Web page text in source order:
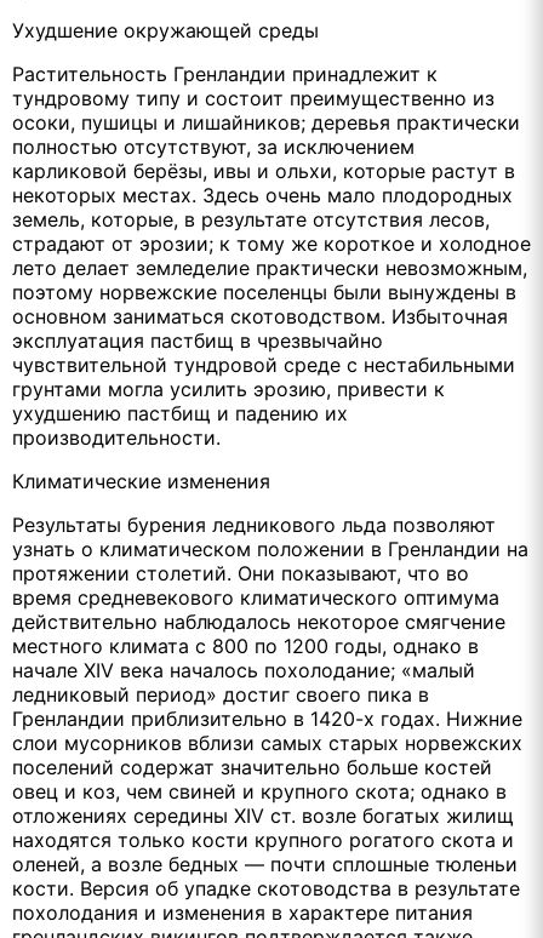
Ухудшение окружающей среды
Растительность Гренландии принадлежит к
тундровому типу и состоит преимущественно из
осоки, пушицы и лишайников; деревья практически
полностью отсутствуют, за исключением
карликовой берёзы, ивы и ольхи, которые растут в
некоторых местах. Здесь очень мало плодородных
земель, которые, в результате отсутствия лесов,
страдают от эрозии; к тому же короткое и холодное
лето делает земледелие практически невозможным,
поэтому норвежские поселенцы были вынуждены в
основном заниматься скотоводством. Избыточная
эксплуатация пастбищ в чрезвычайно
чувствительной тундровой среде с нестабильными
грунтами могла усилить эрозию, привести к
ухудшению пастбищ и падению их
производительности.
Климатические изменения
Результаты бурения ледникового льда позволяют
узнать о климатическом положении в Гренландии на
протяжении столетий. Они показывают, что во
время средневекового климатического оптимума
действительно наблюдалось некоторое смягчение
местного климата с 800 по 1200 годы, однако в
начале XIV века началось похолодание; «малый
ледниковый период» достиг своего пика в
Гренландии приблизительно в 1420-х годах. Нижние
слои мусорников вблизи самых старых норвежских
поселений содержат значительно больше костей
овец и коз, чем свиней и крупного скота; однако в
отложениях середины XIV ст. возле богатых жилищ
находятся только кости крупного рогатого скота и
оленей, а возле бедных — почти сплошные тюленьи
кости. Версия об упадке скотоводства в результате
похолодания и изменения в характере питания